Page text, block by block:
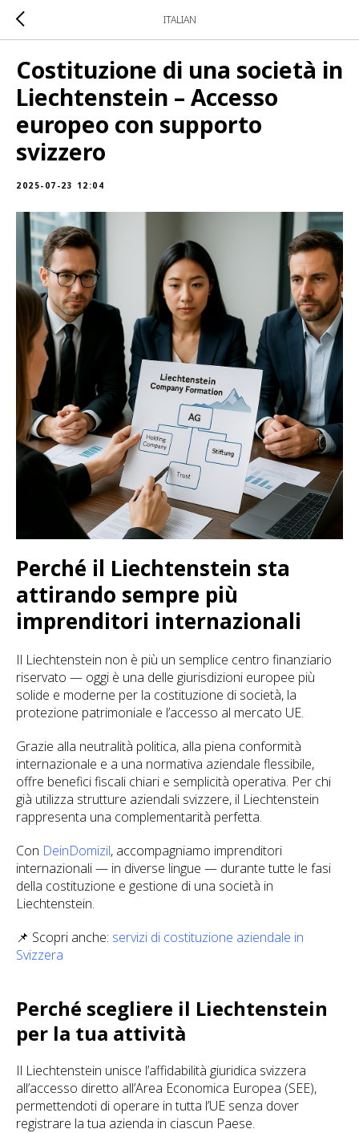
ITALIAN
Costituzione di una società in
Liechtenstein – Accesso
europeo con supporto
svizzero
2025-07-23 12:04
Perché il Liechtenstein sta
attirando sempre più
imprenditori internazionali
Il Liechtenstein non è più un semplice centro finanziario
riservato — oggi è una delle giurisdizioni europee più
solide e moderne per la costituzione di società, la
protezione patrimoniale e l’accesso al mercato UE.
Grazie alla neutralità politica, alla piena conformità
internazionale e a una normativa aziendale flessibile,
offre benefici fiscali chiari e semplicità operativa. Per chi
già utilizza strutture aziendali svizzere, il Liechtenstein
rappresenta una complementarità perfetta.
Con DeinDomizil, accompagniamo imprenditori
internazionali — in diverse lingue — durante tutte le fasi
della costituzione e gestione di una società in
Liechtenstein.
📌 Scopri anche: servizi di costituzione aziendale in
Svizzera
Perché scegliere il Liechtenstein
per la tua attività
Il Liechtenstein unisce l’affidabilità giuridica svizzera
all’accesso diretto all’Area Economica Europea (SEE),
permettendoti di operare in tutta l’UE senza dover
registrare la tua azienda in ciascun Paese.